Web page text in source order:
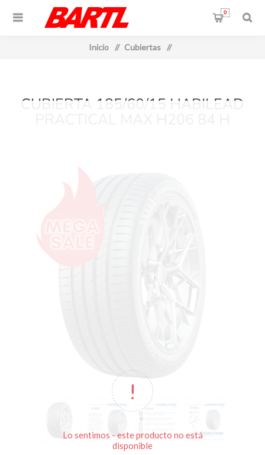
0
Inicio / Cubiertas /
CUBIERTA 185/60/15 HABILEAD
Lo sentimos - este producto no está
disponible